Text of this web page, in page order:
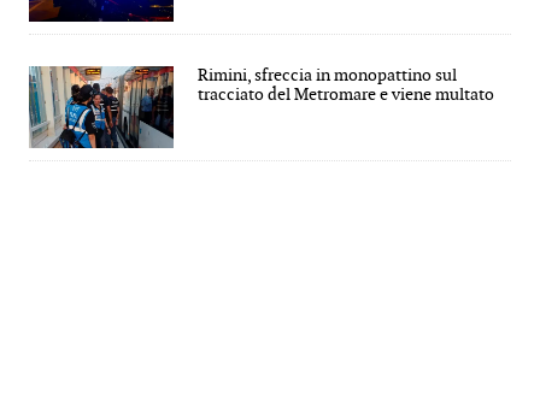
Rimini, sfreccia in monopattino sul
tracciato del Metromare e viene multato